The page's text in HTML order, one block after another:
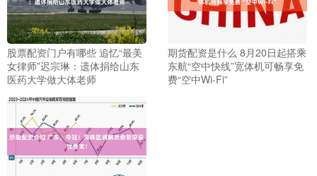
股票配资门户有哪些 追忆“最美
女律师”迟宗琳：遗体捐给山东
医药大学做大体老师
期货配资是什么 8月20日起搭乘
东航“空中快线”宽体机可畅享免
费“空中Wi-Fi”